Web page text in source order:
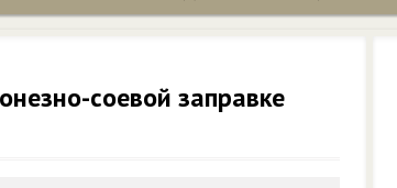
соевой заправке